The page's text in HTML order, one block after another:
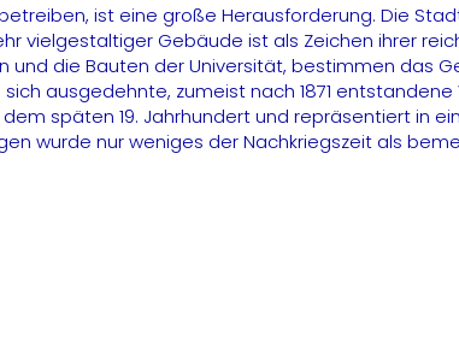
ist eine große Herausforderung. Die
vielgestaltiger Gebäude ist als Zeichen ihrer
und die Bauten der Universität, bestimmen
ausgedehnte, zumeist nach 1871
späten 19. Jahrhundert und repräsentiert in
wurde nur weniges der Nachkriegszeit als